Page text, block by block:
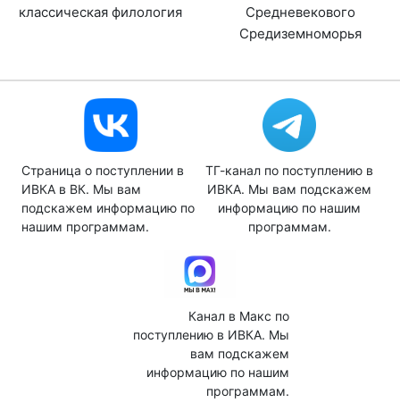
классическая филология
Средневекового
Средиземноморья
Страница о поступлении в
ИВКА в ВК. Мы вам
подскажем информацию по
нашим программам.
ТГ-канал по поступлению в
ИВКА. Мы вам подскажем
информацию по нашим
программам.
Канал в Макс по
поступлению в ИВКА. Мы
вам подскажем
информацию по нашим
программам.